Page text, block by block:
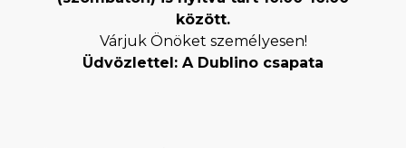
között.
Várjuk Önöket személyesen!
Üdvözlettel: A Dublino csapata